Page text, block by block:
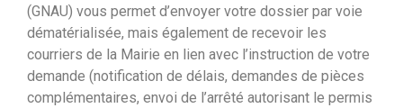
(GNAU) vous permet d’envoyer votre dossier par voie
dématérialisée, mais également de recevoir les
courriers de la Mairie en lien avec l’instruction de votre
demande (notification de délais, demandes de pièces
complémentaires, envoi de l’arrêté autorisant le permis